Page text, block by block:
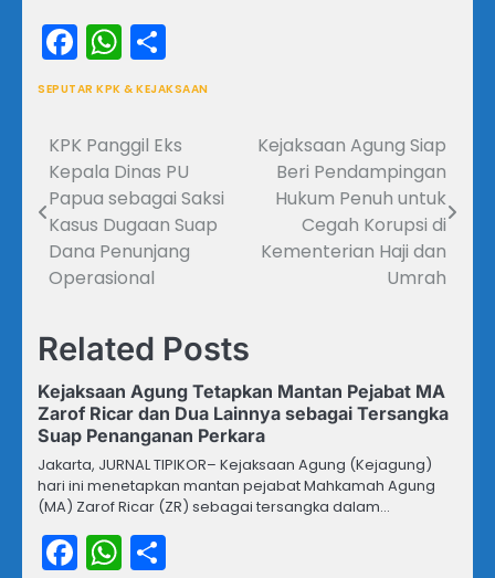
Facebook
WhatsApp
SEPUTAR KPK & KEJAKSAAN
Navigasi
pos
KPK Panggil Eks
Kepala Dinas PU
Papua sebagai Saksi
Kasus Dugaan Suap
Dana Penunjang
Operasional
Kejaksaan Agung Siap
Beri Pendampingan
Hukum Penuh untuk
Cegah Korupsi di
Kementerian Haji dan
Umrah
Related Posts
Kejaksaan Agung Tetapkan Mantan Pejabat MA
Zarof Ricar dan Dua Lainnya sebagai Tersangka
Suap Penanganan Perkara
Jakarta, JURNAL TIPIKOR– Kejaksaan Agung (Kejagung)
hari ini menetapkan mantan pejabat Mahkamah Agung
(MA) Zarof Ricar (ZR) sebagai tersangka dalam…
Facebook
WhatsApp